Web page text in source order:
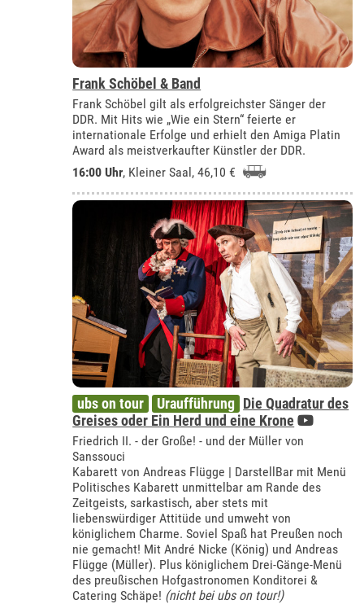
Frank Schöbel & Band
Frank Schöbel gilt als erfolgreichster Sänger der
DDR. Mit Hits wie „Wie ein Stern“ feierte er
internationale Erfolge und erhielt den Amiga Platin
Award als meistverkaufter Künstler der DDR.
16:00 Uhr, Kleiner Saal , 46,10 €
ubs on tour Uraufführung Die Quadratur des
Greises oder Ein Herd und eine Krone
Friedrich II. - der Große! - und der Müller von
Sanssouci
Kabarett von Andreas Flügge | DarstellBar mit Menü
Politisches Kabarett unmittelbar am Rande des
Zeitgeists, sarkastisch, aber stets mit
liebenswürdiger Attitüde und umweht von
königlichem Charme. Soviel Spaß hat Preußen noch
nie gemacht! Mit André Nicke (König) und Andreas
Flügge (Müller). Plus königlichem Drei-Gänge-Menü
des preußischen Hofgastronomen Konditorei &
Catering Schäpe! (nicht bei ubs on tour!)